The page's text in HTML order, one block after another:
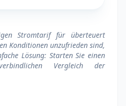
Stromtarif für überteuert
Konditionen unzufrieden sind,
Lösung: Starten Sie einen
Vergleich der